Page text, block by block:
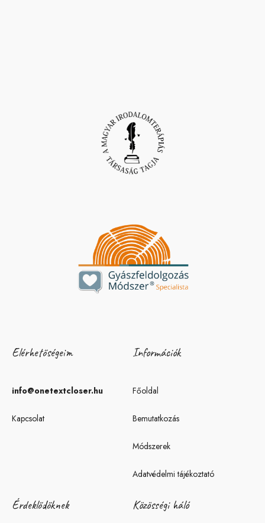
Elérhetőségeim
info@onetextcloser.hu
Kapcsolat
Információk
Főoldal
Bemutatkozás
Módszerek
Adatvédelmi tájékoztató
Érdeklődőknek Közösségi háló